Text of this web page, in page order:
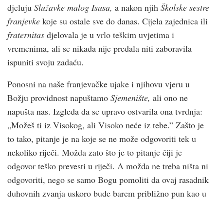
djeluju Služavke malog Isusa, a nakon njih Školske sestre
franjevke koje su ostale sve do danas. Cijela zajednica ili
fraternitas djelovala je u vrlo teškim uvjetima i
vremenima, ali se nikada nije predala niti zaboravila
ispuniti svoju zadaću.
Ponosni na naše franjevačke ujake i njihovu vjeru u
Božju providnost napuštamo Sjemenište, ali ono ne
napušta nas. Izgleda da se upravo ostvarila ona tvrdnja:
„Možeš ti iz Visokog, ali Visoko neće iz tebe.” Zašto je
to tako, pitanje je na koje se ne može odgovoriti tek u
nekoliko riječi. Možda zato što je to pitanje čiji je
odgovor teško prevesti u riječi. A možda ne treba ništa ni
odgovoriti, nego se samo Bogu pomoliti da ovaj rasadnik
duhovnih zvanja uskoro bude barem približno pun kao u